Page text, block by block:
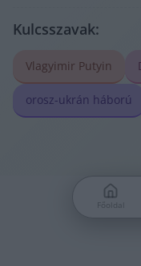
Kulcsszavak:
Vlagyimir Putyin
orosz-ukrán háború
Főoldal